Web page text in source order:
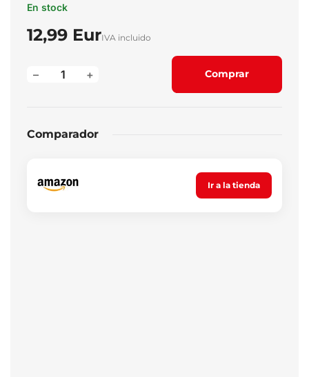
En stock
12,99 EurIVA incluido
+
– Comprar
Comparador
Ir a la tienda